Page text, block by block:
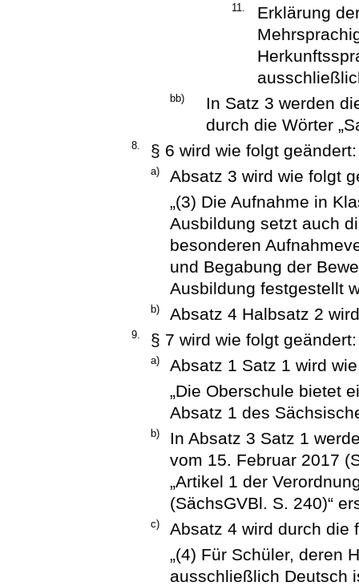
11.
Erklärung
bb)
In Satz 3 werden
durch die Wörter
8. § 6 wird wie folgt geändert:
a)
Absatz 3 wird wie folgt
„(3) Die Aufnahme in
Ausbildung setzt auch
besonderen
und Begabung der
Ausbildung festgestellt
b) Absatz 4 Halbsatz 2
9. § 7 wird wie folgt geändert:
a)
Absatz 1 Satz 1 wird
„Die Oberschule bietet
Absatz 1 des
b)
In Absatz 3 Satz 1
vom 15. Februar 2017
„Artikel 1 der
(SächsGVBl. S. 240)“
c)
Absatz 4 wird durch die
„(4) Für Schüler, deren
ausschließlich Deutsch